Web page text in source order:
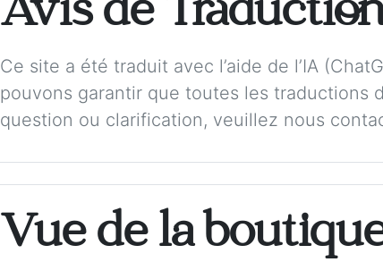
Avis de
Ce site a été traduit avec l’aide de l’IA
pouvons garantir que toutes les traductions
question ou clarification, veuillez nous
Vue de la